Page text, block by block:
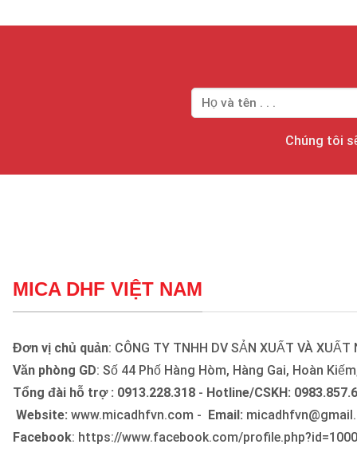
Chúng tôi
MICA DHF VIỆT NAM
Đơn vị chủ quản: CÔNG TY TNHH DV SẢN XUẤT VÀ XUẤT
Văn phòng GD: Số 44 Phố Hàng Hòm, Hàng Gai, Hoàn
Tổng đài hỗ trợ : 0913.228.318- Hotline/CSKH:
Website: www.micadhfvn.com - Email:
Facebook: https://www.facebook.com/